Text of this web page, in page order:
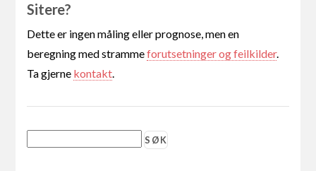
Sitere?
Dette er ingen måling eller prognose, men en
beregning med strammeforutsetninger og feilkilder.
Ta gjerne kontakt.